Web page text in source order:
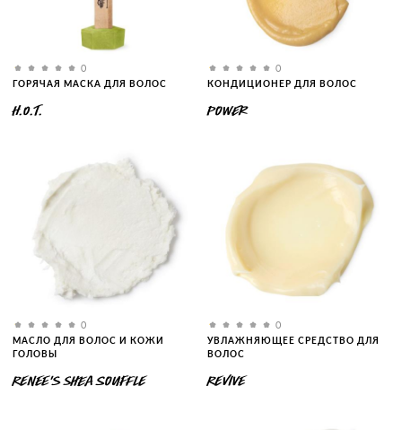
0
ГОРЯЧАЯ МАСКА ДЛЯ ВОЛОС
H.O.T.
0
КОНДИЦИОНЕР ДЛЯ ВОЛОС
POWER
0
МАСЛО ДЛЯ ВОЛОС И КОЖИ
ГОЛОВЫ
RENEE'S SHEA SOUFFLE
0
УВЛАЖНЯЮЩЕЕ СРЕДСТВО ДЛЯ
ВОЛОС
REVIVE